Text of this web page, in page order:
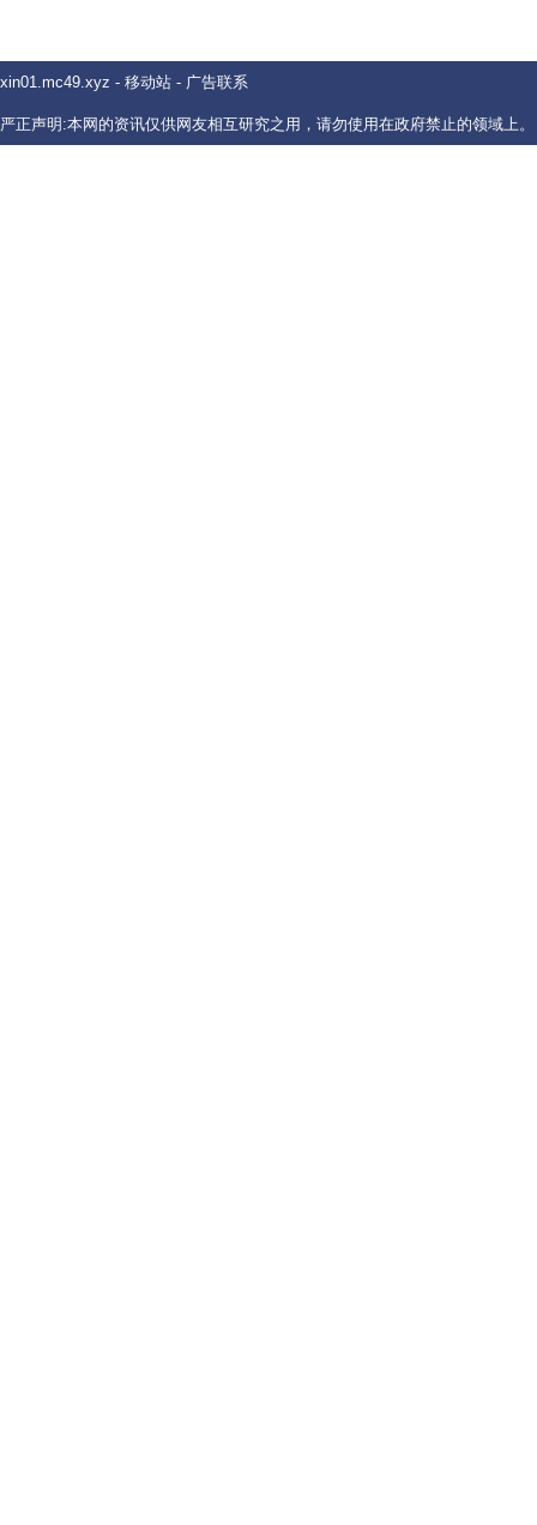
xin01.mc49.xyz - 移动站 - 广告联系
严正声明:本网的资讯仅供网友相互研究之用，请勿使用在政府禁止的领域上。